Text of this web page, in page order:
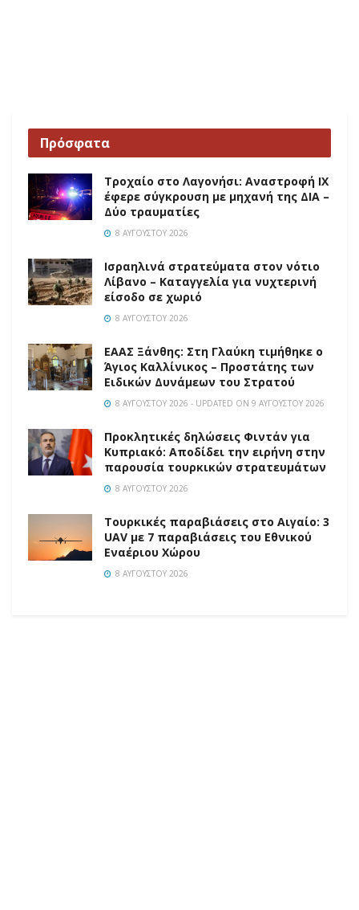
Πρόσφατα
Τροχαίο στο Λαγονήσι: Αναστροφή ΙΧ
έφερε σύγκρουση με μηχανή της ΔΙΑ –
Δύο τραυματίες
8 ΑΥΓΟΎΣΤΟΥ 2026
Ισραηλινά στρατεύματα στον νότιο
Λίβανο – Καταγγελία για νυχτερινή
είσοδο σε χωριό
8 ΑΥΓΟΎΣΤΟΥ 2026
EAAΣ Ξάνθης: Στη Γλαύκη τιμήθηκε ο
Άγιος Καλλίνικος – Προστάτης των
Ειδικών Δυνάμεων του Στρατού
8 ΑΥΓΟΎΣΤΟΥ 2026 - UPDATED ON 9 ΑΥΓΟΎΣΤΟΥ 2026
Προκλητικές δηλώσεις Φιντάν για
Κυπριακό: Αποδίδει την ειρήνη στην
παρουσία τουρκικών στρατευμάτων
8 ΑΥΓΟΎΣΤΟΥ 2026
Τουρκικές παραβιάσεις στο Αιγαίο: 3
UAV με 7 παραβιάσεις του Εθνικού
Εναέριου Χώρου
8 ΑΥΓΟΎΣΤΟΥ 2026